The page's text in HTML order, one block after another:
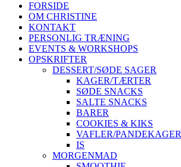
FORSIDE
OM CHRISTINE
KONTAKT
PERSONLIG TRÆNING
EVENTS & WORKSHOPS
OPSKRIFTER
DESSERT/SØDE SAGER
KAGER/TÆRTER
SØDE SNACKS
SALTE SNACKS
BARER
COOKIES & KIKS
VAFLER/PANDEKAGER
IS
MORGENMAD